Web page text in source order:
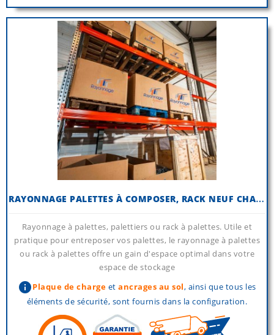
R
AYONNAGE PALETTES À COMPOSER, RACK NEUF CHARGES LOURDES
Rayonnage à palettes, palettiers ou rack à palettes. Utile et
pratique pour entreposer vos palettes, le rayonnage à palettes
ou rack à palettes offre un gain d'espace optimal dans votre
espace de stockage
infoPlaque de charge etancrages au sol, ainsi que tous les
éléments de sécurité, sont fournis dans la configuration.